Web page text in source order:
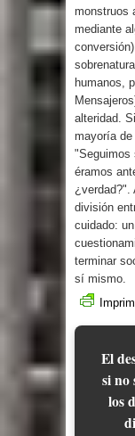
monstruos
mediante
humanos,
alteridad.
mayoría de
"Seguimos
éramos
¿verdad?".
división
cuidado:
terminar
sí mismo.
El
si no
los